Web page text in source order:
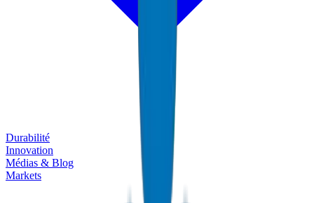
Durabilité
Innovation
Médias & Blog
Markets